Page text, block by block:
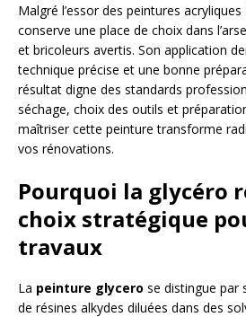
Malgré l’essor des peintures acryliques
conserve une place de choix dans
et bricoleurs avertis. Son application
technique précise et une bonne
résultat digne des standards
séchage, choix des outils et
maîtriser cette peinture transforme
vos rénovations.
Pourquoi la glycéro
choix stratégique
travaux
La peinture glycero se distingue par
de résines alkydes diluées dans des